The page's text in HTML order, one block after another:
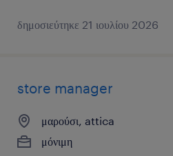
δημοσιεύτηκε 21 ιουλίου 2026
store manager
μαρούσι, attica
μόνιμη